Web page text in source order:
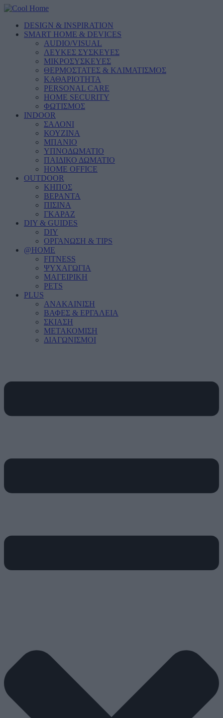
DESIGN & INSPIRATION
SMART HOME & DEVICES
AUDIO/VISUAL
ΛΕΥΚΕΣ ΣΥΣΚΕΥΕΣ
ΜΙΚΡΟΣΥΣΚΕΥΕΣ
ΘΕΡΜΟΣΤΑΤΕΣ & ΚΛΙΜΑΤΙΣΜΟΣ
ΚΑΘΑΡΙΟΤΗΤΑ
PERSONAL CARE
HOME SECURITY
ΦΩΤΙΣΜΟΣ
INDOOR
ΣΑΛΟΝΙ
ΚΟΥΖΙΝΑ
ΜΠΑΝΙΟ
ΥΠΝΟΔΩΜΑΤΙΟ
ΠΑΙΔΙΚΟ ΔΩΜΑΤΙΟ
HOME OFFICE
OUTDOOR
ΚΗΠΟΣ
ΒΕΡΑΝΤΑ
ΠΙΣΙΝΑ
ΓΚΑΡΑΖ
DIY & GUIDES
DIY
ΟΡΓΑΝΩΣΗ & TIPS
@HOME
FITNESS
ΨΥΧΑΓΩΓΙΑ
ΜΑΓΕΙΡΙΚΗ
PETS
PLUS
ΑΝΑΚΑΙΝΙΣΗ
ΒΑΦΕΣ & ΕΡΓΑΛΕΙΑ
ΣΚΙΑΣΗ
ΜΕΤΑΚΟΜΙΣΗ
ΔΙΑΓΩΝΙΣΜΟΙ